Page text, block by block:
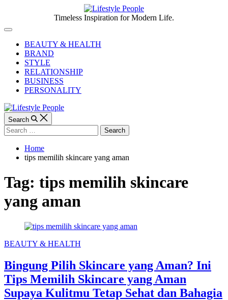
content
People
Timeless Inspiration for Modern Life.
Off
CanvasBEAUTY & HEALTH
BRAND
STYLE
RELATIONSHIP
BUSINESS
PERSONALITY
Search
Search
for:
Home
tips memilih skincare yang aman
Tag: tips memilih skincare
yang aman
Categories
BEAUTY & HEALTH
Bingung Pilih Skincare yang Aman? Ini
Tips Memilih Skincare yang Aman
Supaya Kulitmu Tetap Sehat dan Bahagia